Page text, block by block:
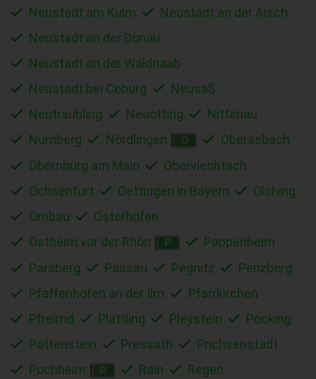
Neustadt am Kulm
Neustadt an der Aisch
Neustadt an der Donau
Neustadt an der Waldnaab
Neustadt bei Coburg
Neusäß
Neutraubling
Neuötting
Nittenau
Nürnberg
Nördlingen O
Oberasbach
Obernburg am Main
Oberviechtach
Ochsenfurt
Oettingen in Bayern
Olching
Ornbau
Osterhofen
Ostheim vor der Rhön
P
Pappenheim
Parsberg
Passau Pegnitz
Penzberg
Pfaffenhofen an der Ilm
Pfarrkirchen
Pfreimd
Plattling Pleystein
Pocking
Pottenstein
Pressath
Prichsenstadt
Puchheim
R Rain
Regen